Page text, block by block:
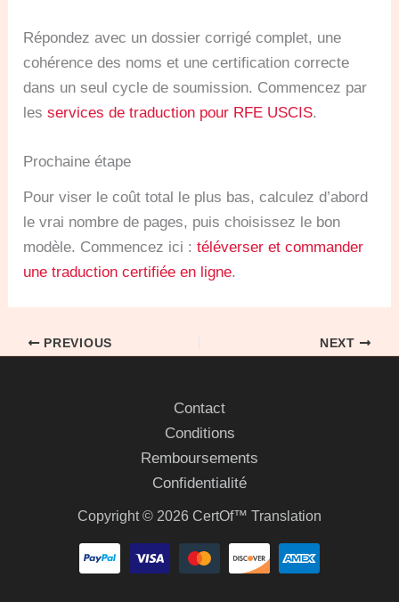
Répondez avec un dossier corrigé complet, une
cohérence des noms et une certification correcte
dans un seul cycle de soumission. Commencez par
lesservices de traduction pour RFE USCIS.
Prochaine étape
Pour viser le coût total le plus bas, calculez d’abord
le vrai nombre de pages, puis choisissez le bon
modèle. Commencez ici :téléverser et commander
une traduction certifiée en ligne.
PREVIOUS NEXT
Contact
Conditions
Remboursements
Confidentialité
Copyright © 2026 CertOf™ Translation